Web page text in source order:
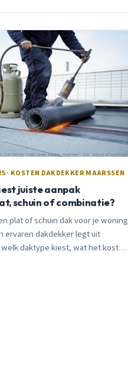
· KOSTEN DAKDEKKER MAARSSEN
juiste aanpak
schuin of combinatie?
plat of schuin dak voor je woning
ervaren dakdekker legt uit
daktype kiest, wat het kost